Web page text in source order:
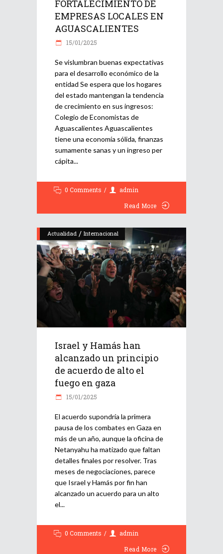
FORTALECIMIENTO DE
EMPRESAS LOCALES EN
AGUASCALIENTES
15/01/2025
Se vislumbran buenas expectativas
para el desarrollo económico de la
entidad Se espera que los hogares
del estado mantengan la tendencia
de crecimiento en sus ingresos:
Colegio de Economistas de
Aguascalientes Aguascalientes
tiene una economía sólida, finanzas
sumamente sanas y un ingreso per
cápita
0 Comments
admin
Read More
Actualidad / Internacional
Israel y Hamás han
alcanzado un principio
de acuerdo de alto el
fuego en gaza
15/01/2025
El acuerdo supondría la primera
pausa de los combates en Gaza en
más de un año, aunque la oficina de
Netanyahu ha matizado que faltan
detalles finales por resolver. Tras
meses de negociaciones, parece
que Israel y Hamás por fin han
alcanzado un acuerdo para un alto
el
0 Comments
admin
Read More